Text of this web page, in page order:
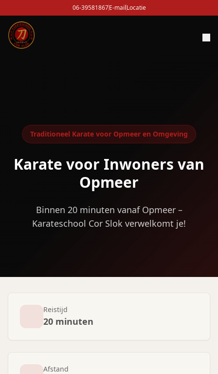
06-39581867E-mailLocatie
Traditioneel Karate voor Opmeer en Omgeving
Karate voor Inwoners van
Opmeer
Binnen 20 minuten vanaf Opmeer –
Karateschool Cor Slok verwelkomt je!
Reistijd
20 minuten
Afstand